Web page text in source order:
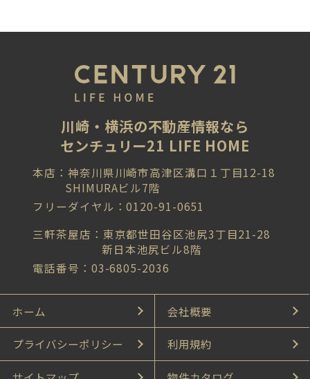
川崎・横浜の不動産情報なら
センチュリー21 LIFE HOME
本店：神奈川県川崎市高津区溝口１丁目12-18
SHIMURAビル7階
フリーダイヤル：0120-91-0651
三軒茶屋店：東京都世田谷区池尻3丁目21-28
新日本池尻ビル8階
電話番号：03-6805-2036
ホーム 会社概要
プライバシーポリシー 利用規約